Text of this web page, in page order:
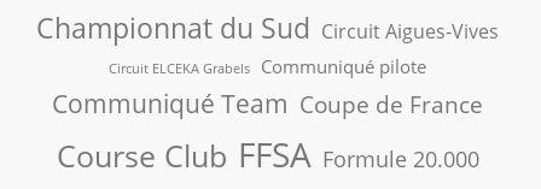
Championnat du Sud Circuit Aigues-Vives
Circuit ELCEKA Grabels Communiqué pilote
Communiqué Team Coupe de France
Course Club FFSA Formule 20.000